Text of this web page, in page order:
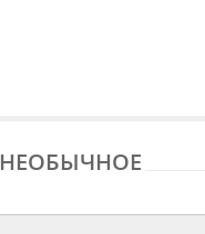
НЕОБЫЧНОE